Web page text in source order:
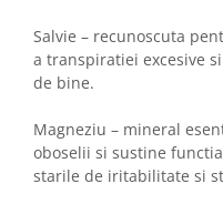
Salvie – recunoscuta
a transpiratiei excesive
de bine.
Magneziu – mineral
oboselii si sustine
starile de iritabilitate si